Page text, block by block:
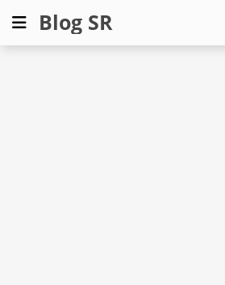
Blog SR